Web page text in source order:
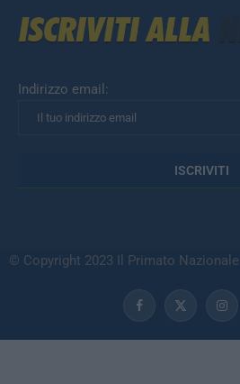
Indirizzo email:
© Copyright 2023 Il Primato